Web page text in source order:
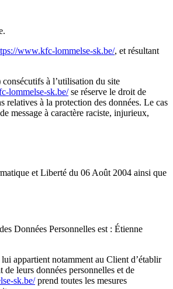
www.kfc-lommelse-sk.be/, et résultant
à l’utilisation du site
lommelse-sk.be/se réserve le droit de
relatives à la protection des données. Le cas
message à caractère raciste, injurieux,
et Liberté du 06 Août 2004 ainsi que
Données Personnelles est : Étienne
appartient notamment au Client d’établir
leurs données personnelles et de
sk.be/prend toutes les mesures